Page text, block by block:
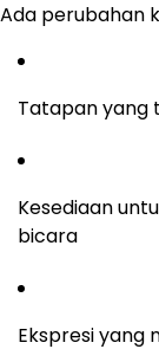
Ada perubahan
Tatapan yang
Kesediaan
bicara
Ekspresi yang